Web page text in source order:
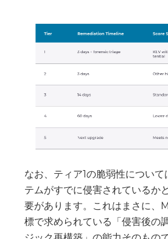
なお、ティア1の脆弱性につい
テムがすでに侵害されているか
要があります。これはまさに、
標で求められている「侵害後の